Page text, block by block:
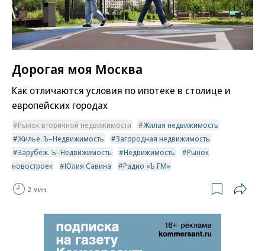
Дорогая моя Москва
Как отличаются условия по ипотеке в столице и
европейских городах
Рынок вторичной недвижимости
Жилая недвижимость
Жилье. Ъ–Недвижимость
Загородная недвижимость
Зарубеж. Ъ–Недвижимость
Недвижимость
Рынок
новостроек
Юлия Савина Радио «Ъ FM»
2 мин.